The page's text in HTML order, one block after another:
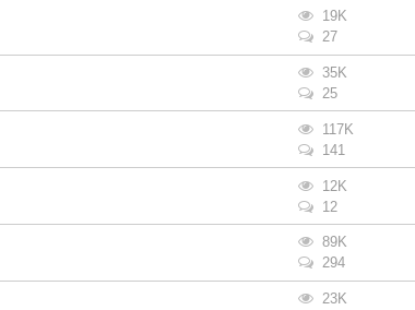
19K
27
35K
25
117K
141
12K
12
89K
294
23K